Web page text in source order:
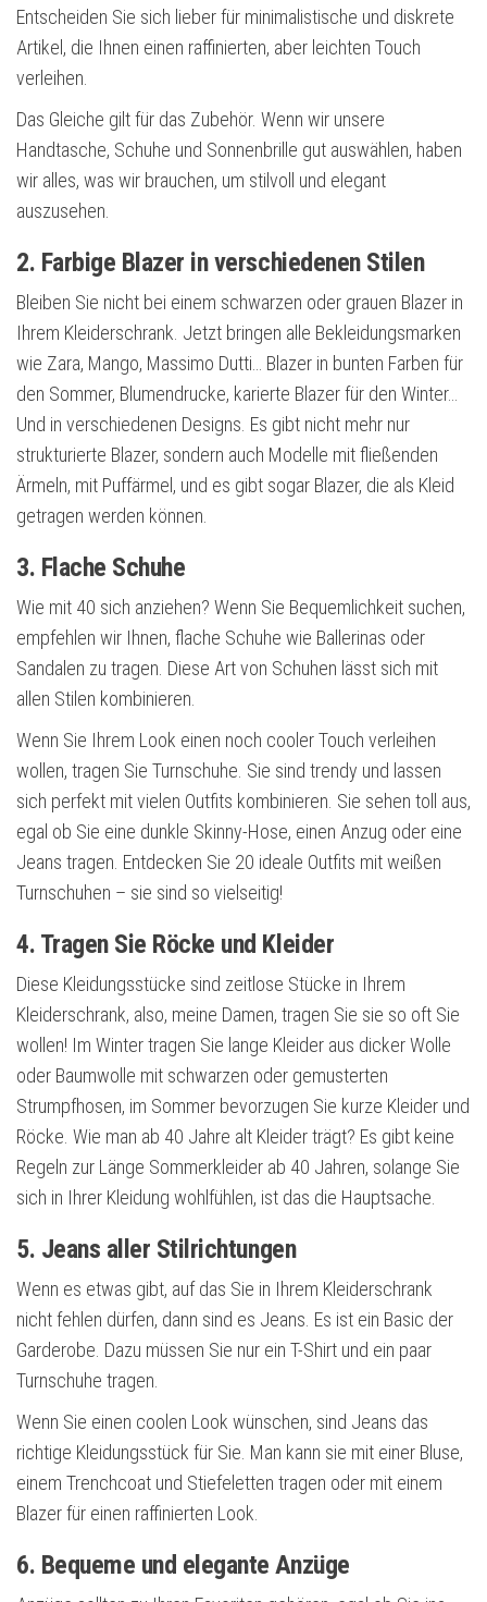
Entscheiden Sie sich lieber für minimalistische und diskrete
Artikel, die Ihnen einen raffinierten, aber leichten Touch
verleihen.
Das Gleiche gilt für das Zubehör. Wenn wir unsere
Handtasche, Schuhe und Sonnenbrille gut auswählen, haben
wir alles, was wir brauchen, um stilvoll und elegant
auszusehen.
2. Farbige Blazer in verschiedenen Stilen
Bleiben Sie nicht bei einem schwarzen oder grauen Blazer in
Ihrem Kleiderschrank. Jetzt bringen alle Bekleidungsmarken
wie Zara, Mango, Massimo Dutti… Blazer in bunten Farben für
den Sommer, Blumendrucke, karierte Blazer für den Winter…
Und in verschiedenen Designs. Es gibt nicht mehr nur
strukturierte Blazer, sondern auch Modelle mit fließenden
Ärmeln, mit Puffärmel, und es gibt sogar Blazer, die als Kleid
getragen werden können.
3. Flache Schuhe
Wie mit 40 sich anziehen? Wenn Sie Bequemlichkeit suchen,
empfehlen wir Ihnen, flache Schuhe wie Ballerinas oder
Sandalen zu tragen. Diese Art von Schuhen lässt sich mit
allen Stilen kombinieren.
Wenn Sie Ihrem Look einen noch cooler Touch verleihen
wollen, tragen Sie Turnschuhe. Sie sind trendy und lassen
sich perfekt mit vielen Outfits kombinieren. Sie sehen toll aus,
egal ob Sie eine dunkle Skinny-Hose, einen Anzug oder eine
Jeans tragen. Entdecken Sie 20 ideale Outfits mit weißen
Turnschuhen – sie sind so vielseitig!
4. Tragen Sie Röcke und Kleider
Diese Kleidungsstücke sind zeitlose Stücke in Ihrem
Kleiderschrank, also, meine Damen, tragen Sie sie so oft Sie
wollen! Im Winter tragen Sie lange Kleider aus dicker Wolle
oder Baumwolle mit schwarzen oder gemusterten
Strumpfhosen, im Sommer bevorzugen Sie kurze Kleider und
Röcke. Wie man ab 40 Jahre alt Kleider trägt? Es gibt keine
Regeln zur Länge Sommerkleider ab 40 Jahren, solange Sie
sich in Ihrer Kleidung wohlfühlen, ist das die Hauptsache.
5. Jeans aller Stilrichtungen
Wenn es etwas gibt, auf das Sie in Ihrem Kleiderschrank
nicht fehlen dürfen, dann sind es Jeans. Es ist ein Basic der
Garderobe. Dazu müssen Sie nur ein T-Shirt und ein paar
Turnschuhe tragen.
Wenn Sie einen coolen Look wünschen, sind Jeans das
richtige Kleidungsstück für Sie. Man kann sie mit einer Bluse,
einem Trenchcoat und Stiefeletten tragen oder mit einem
Blazer für einen raffinierten Look.
6. Bequeme und elegante Anzüge